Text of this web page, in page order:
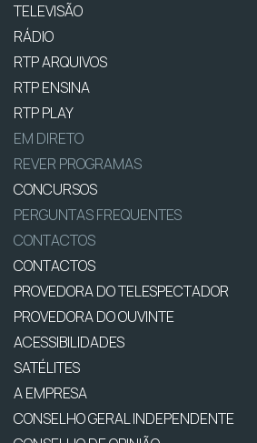
TELEVISÃO
RÁDIO
RTP ARQUIVOS
RTP ENSINA
RTP PLAY
EM DIRETO
REVER PROGRAMAS
CONCURSOS
PERGUNTAS FREQUENTES
CONTACTOS
CONTACTOS
PROVEDORA DO TELESPECTADOR
PROVEDORA DO OUVINTE
ACESSIBILIDADES
SATÉLITES
A EMPRESA
CONSELHO GERAL INDEPENDENTE